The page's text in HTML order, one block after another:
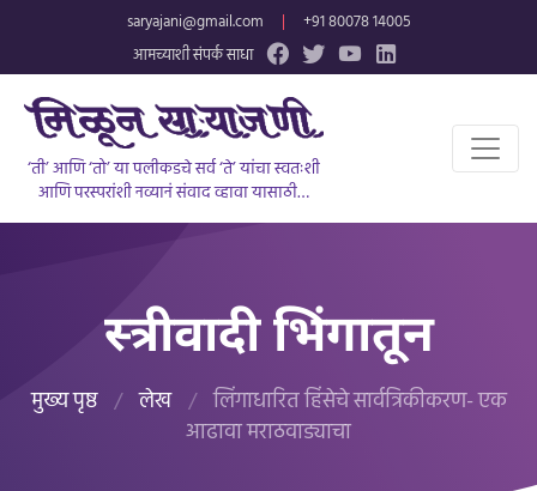
saryajani@gmail.com |
+91 80078 14005
आमच्याशी संपर्क साधा
‘ती’ आणि ‘तो’ या पलीकडचे सर्व ‘ते’ यांचा स्वतःशी
आणि परस्परांशी नव्यानं संवाद व्हावा यासाठी…
स्त्रीवादी भिंगातून
मुख्य पृष्ठ / लेख / लिंगाधारित हिंसेचे सार्वत्रिकीकरण- एक
आढावा मराठवाड्याचा